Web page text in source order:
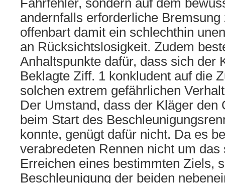
Fahrfehler, sondern auf dem
andernfalls erforderliche
offenbart damit ein schlechthin
an Rücksichtslosigkeit. Zudem
Anhaltspunkte dafür, dass sich der
Beklagte Ziff. 1 konkludent auf die
solchen extrem gefährlichen
Der Umstand, dass der Kläger den
beim Start des
konnte, genügt dafür nicht. Da es
verabredeten Rennen nicht um
Erreichen eines bestimmten Ziels,
Beschleunigung der beiden